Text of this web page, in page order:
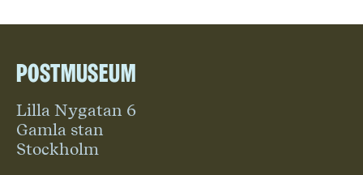
Postmuseum
Lilla Nygatan 6
Gamla stan
Stockholm